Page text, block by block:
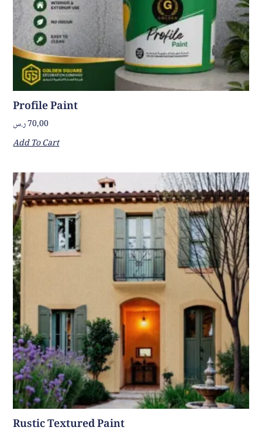
Profile Paint
70,00ر.س
Add To Cart
Rustic Textured Paint